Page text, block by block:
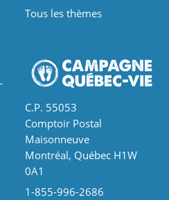
Tous les thèmes
C.P. 55053
Comptoir Postal
Maisonneuve
Montréal, Québec H1W
0A1
1-855-996-2686